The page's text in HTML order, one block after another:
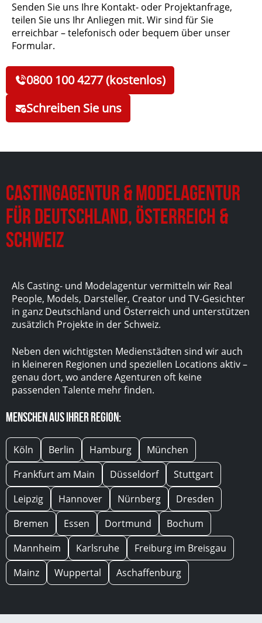
Senden Sie uns Ihre Kontakt- oder Projektanfrage,
teilen Sie uns Ihr Anliegen mit. Wir sind für Sie
erreichbar – telefonisch oder bequem über unser
Formular.
0800 100 4277 (kostenlos)
Schreiben Sie uns
Castingagentur & Modelagentur
für Deutschland, Österreich &
Schweiz
Als Casting- und Modelagentur vermitteln wir Real
People, Models, Darsteller, Creator und TV-Gesichter
in ganz Deutschland und Österreich und unterstützen
zusätzlich Projekte in der Schweiz.
Neben den wichtigsten Medienstädten sind wir auch
in kleineren Regionen und speziellen Locations aktiv –
genau dort, wo andere Agenturen oft keine
passenden Talente mehr finden.
Menschen aus Ihrer Region:
Köln Berlin Hamburg
München
Frankfurt am Main
Düsseldorf
Stuttgart
Leipzig
Hannover Nürnberg
Dresden
Bremen
Essen Dortmund
Bochum
Mannheim
Karlsruhe
Freiburg im Breisgau
Mainz
Wuppertal Aschaffenburg